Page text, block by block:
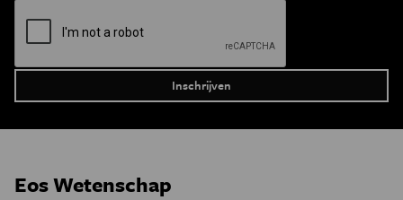
Eos Wetenschap